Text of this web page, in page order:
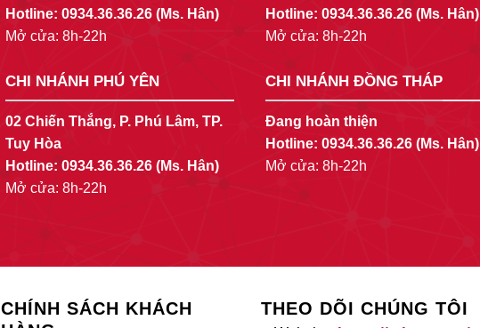
Hotline: 0934.36.36.26(Ms. Hân)
Mở cửa: 8h-22h
Hotline: 0934.36.36.26 (Ms. Hân)
Mở cửa: 8h-22h
CHI NHÁNH PHÚ YÊN
02 Chiến Thắng, P. Phú Lâm, TP.
Tuy Hòa
Hotline: 0934.36.36.26(Ms. Hân)
Mở cửa: 8h-22h
CHI NHÁNH ĐỒNG THÁP
Đang hoàn thiện
Hotline: 0934.36.36.26 (Ms. Hân)
Mở cửa: 8h-22h
CHÍNH SÁCH KHÁCH
THEO DÕI CHÚNG TÔI